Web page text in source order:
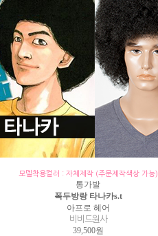
모델착용컬러 : 자체제작 (주문제작색상 가능)
통가발
폭두방랑 타나카s.t
아프로 헤어
비비드원사
39,500원